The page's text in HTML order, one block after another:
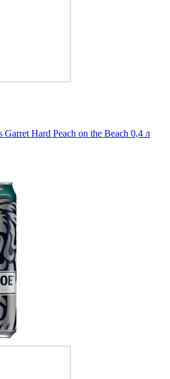
Hard Peach on the Beach 0,4 л